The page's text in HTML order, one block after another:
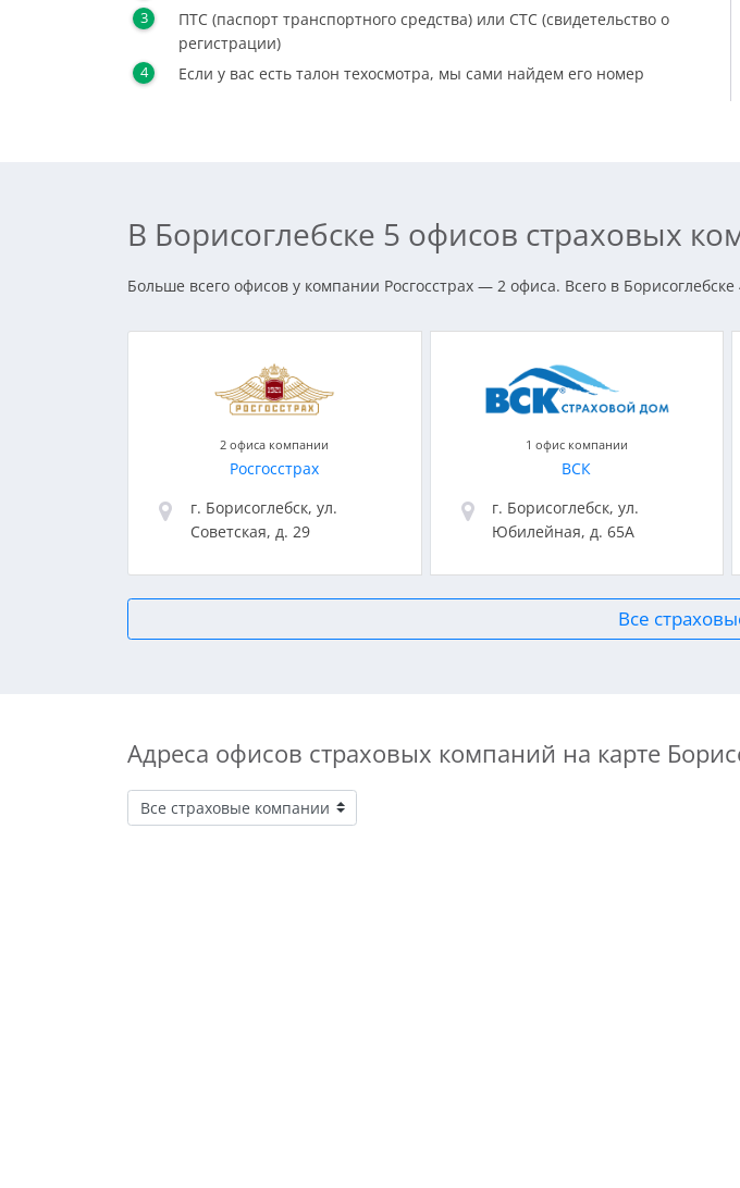
ПТС (паспорт транспортного средства) или СТС (свидетельство о
регистрации)
Если у вас есть талон техосмотра, мы сами найдем его номер
В Борисоглебске 5 офисов страховых
Больше всего офисов у компании Росгосстрах — 2 офиса. Всего в
2 офиса компании
Росгосстрах
г. Борисоглебск, ул.
Советская, д. 29
1 офис компании
ВСК
г. Борисоглебск, ул.
Юбилейная, д. 65А
Все
Адреса офисов страховых компаний на карте